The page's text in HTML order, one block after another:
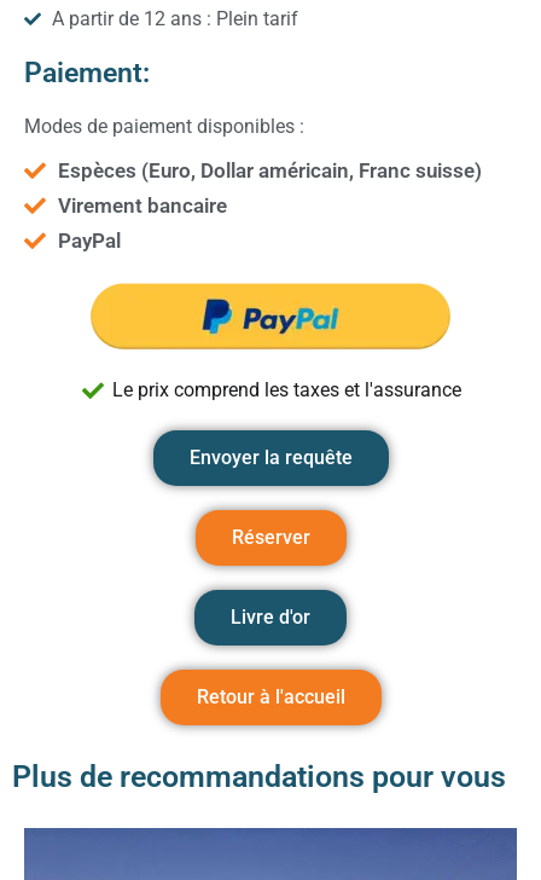
A partir de 12 ans : Plein tarif
Paiement:
Modes de paiement disponibles :
Espèces (Euro, Dollar américain, Franc suisse)
Virement bancaire
PayPal
Le prix comprend les taxes et l'assurance
Envoyer la requête
Réserver
Livre d'or
Retour à l'accueil
Plus de recommandations pour vous